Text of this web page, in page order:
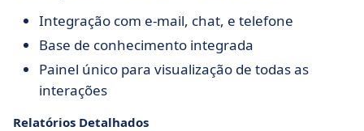
Integração com e-mail, chat, e telefone
Base de conhecimento integrada
Painel único para visualização de todas as
interações
Relatórios Detalhados